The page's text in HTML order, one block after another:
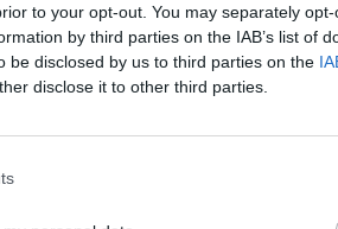
to your opt-out. You may separately
by third parties on the IAB’s list of
be disclosed by us to third parties on the
disclose it to other third parties.
(Πολυτεχνείου, Καλών Τεχνών,
που επιθυμούν να
ομαδικές, χωρίς περιορισμό